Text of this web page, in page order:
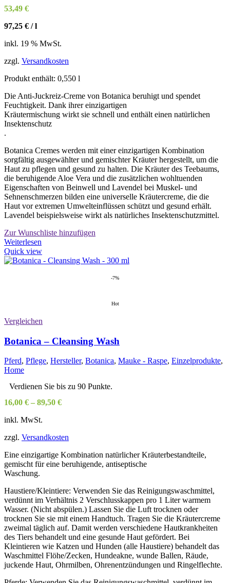
53,49 €
97,25 € /l
inkl. 19 % MwSt.
zzgl. Versandkosten
Produkt enthält: 0,550 l
Die Anti-Juckreiz-Creme von Botanica beruhigt und spendet
Feuchtigkeit. Dank ihrer einzigartigen
Kräutermischung wirkt sie schnell und enthält einen natürlichen
Insektenschutz
.
Botanica Cremes werden mit einer einzigartigen Kombination
sorgfältig ausgewählter und gemischter Kräuter hergestellt, um die
Haut zu pflegen und gesund zu halten. Die Kräuter des Teebaums,
die beruhigende Aloe Vera und die zusätzlichen wohltuenden
Eigenschaften von Beinwell und Lavendel bei Muskel- und
Sehnenschmerzen bilden eine universelle Kräutercreme, die die
Haut vor extremen Umwelteinflüssen schützt und gesund erhält.
Lavendel beispielsweise wirkt als natürliches Insektenschutzmittel.
Zur Wunschliste hinzufügen
Weiterlesen
Quick view
-7%
Hot
Vergleichen
Botanica – Cleansing Wash
Pferd, Pflege, Hersteller, Botanica, Mauke - Raspe, Einzelprodukte,
Home
Verdienen Sie bis zu 90 Punkte.
16,00 € – 89,50 €
inkl. MwSt.
zzgl. Versandkosten
Eine einzigartige Kombination natürlicher Kräuterbestandteile,
gemischt für eine beruhigende, antiseptische
Waschung.
Haustiere/Kleintiere: Verwenden Sie das Reinigungswaschmittel,
verdünnt im Verhältnis 2 Verschlusskappen pro 1 Liter warmem
Wasser. (Nicht abspülen.) Lassen Sie die Luft trocknen oder
trocknen Sie sie mit einem Handtuch. Tragen Sie die Kräutercreme
zweimal täglich auf. Damit werden verschiedene Hautkrankheiten
des Tiers behandelt und eine gesunde Haut gefördert. Bei
Kleintieren wie Katzen und Hunden (alle Haustiere) behandelt das
Waschmittel Flöhe/Zecken, Hundeakne, wunde Ballen, Räude,
juckende Haut, Ohrmilben, Ohrenentzündungen und Ringelflechte.